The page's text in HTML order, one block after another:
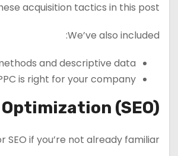
acquisition tactics in this post.
We’ve also included:
and descriptive data
is right for your company.
(SEO)?
if you’re not already familiar.